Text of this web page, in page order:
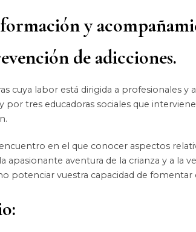
y
de adicciones.
cuya labor está dirigida a profesionales
tres educadoras sociales que
en el que conocer aspectos
apasionante aventura de la crianza y a la
potenciar vuestra capacidad de